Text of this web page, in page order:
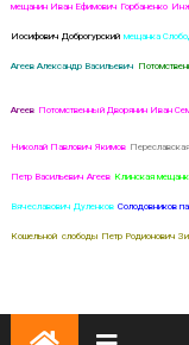
мещанин Иван Ефимович Горбаненко
Иосифович Доброгурский мещанка
Агеев Александр Васильевич
Агеев Потомственный Дворянин Иван
Николай Павлович Якимов
Петр Васильевич Агеев Клинская
Вячеславович Дуленков Солодовников
Кошельной слободы Петр Родионович